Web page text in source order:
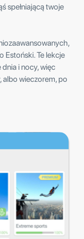
spełniającą twoje
Estoński. Te lekcje
i nocy, więc
albo wieczorem, po